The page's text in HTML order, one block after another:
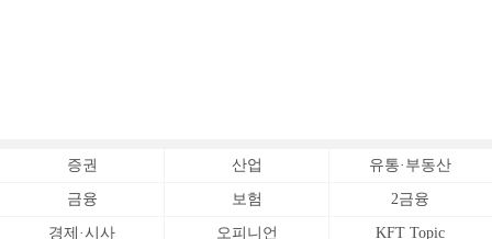
증권 산업 유통·부동산
금융 보험 2금융
경제·시사 오피니언 KFT Topic